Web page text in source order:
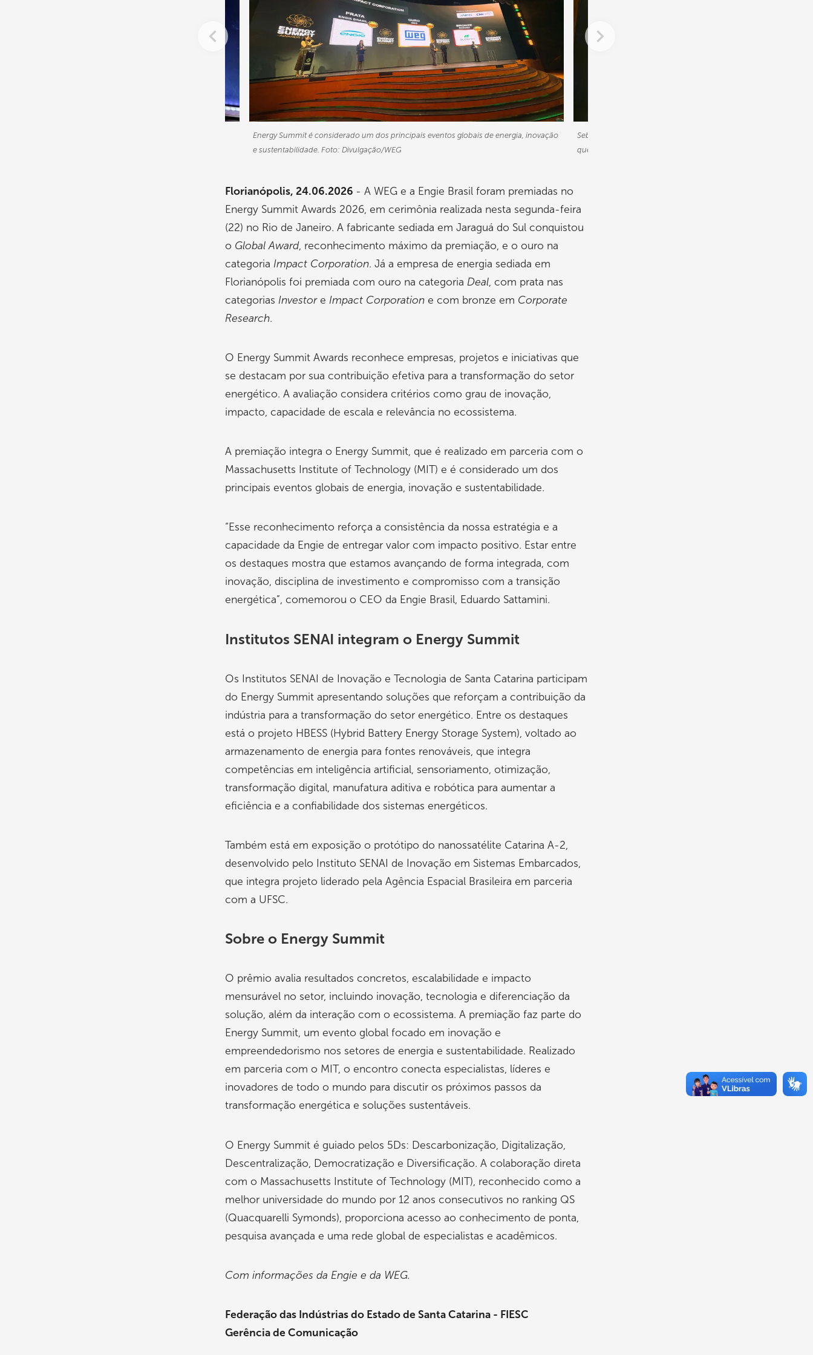
Energy Summit é considerado um dos principais eventos globais de energia, inovação
e sustentabilidade. Foto: Divulgação/WEG
Sebastião Lauro Nau, gerente do Departamento de Gestão da
que representou a WEG na cerimônia. Foto: Divulgação/WEG
Florianópolis, 24.06.2026 - A WEG e a Engie Brasil foram premiadas no
Energy Summit Awards 2026, em cerimônia realizada nesta segunda-feira
(22) no Rio de Janeiro. A fabricante sediada em Jaraguá do Sul conquistou
o Global Award, reconhecimento máximo da premiação, e o ouro na
categoria Impact Corporation. Já a empresa de energia sediada em
Florianópolis foi premiada com ouro na categoria Deal, com prata nas
categorias Investore Impact Corporation e com bronze em Corporate
Research.
O Energy Summit Awards reconhece empresas, projetos e iniciativas que
se destacam por sua contribuição efetiva para a transformação do setor
energético. A avaliação considera critérios como grau de inovação,
impacto, capacidade de escala e relevância no ecossistema.
A premiação integra o Energy Summit, que é realizado em parceria com o
Massachusetts Institute of Technology (MIT) e é considerado um dos
principais eventos globais de energia, inovação e sustentabilidade.
“Esse reconhecimento reforça a consistência da nossa estratégia e a
capacidade da Engie de entregar valor com impacto positivo. Estar entre
os destaques mostra que estamos avançando de forma integrada, com
inovação, disciplina de investimento e compromisso com a transição
energética”, comemorou o CEO da Engie Brasil, Eduardo Sattamini.
Institutos SENAI integram o Energy Summit
Os Institutos SENAI de Inovação e Tecnologia de Santa Catarina participam
do Energy Summit apresentando soluções que reforçam a contribuição da
indústria para a transformação do setor energético. Entre os destaques
está o projeto HBESS (Hybrid Battery Energy Storage System), voltado ao
armazenamento de energia para fontes renováveis, que integra
competências em inteligência artificial, sensoriamento, otimização,
transformação digital, manufatura aditiva e robótica para aumentar a
eficiência e a confiabilidade dos sistemas energéticos.
Também está em exposição o protótipo do nanossatélite Catarina A-2,
desenvolvido pelo Instituto SENAI de Inovação em Sistemas Embarcados,
que integra projeto liderado pela Agência Espacial Brasileira em parceria
com a UFSC.
Sobre o Energy Summit
O prêmio avalia resultados concretos, escalabilidade e impacto
mensurável no setor, incluindo inovação, tecnologia e diferenciação da
solução, além da interação com o ecossistema. A premiação faz parte do
Energy Summit, um evento global focado em inovação e
empreendedorismo nos setores de energia e sustentabilidade. Realizado
em parceria com o MIT, o encontro conecta especialistas, líderes e
inovadores de todo o mundo para discutir os próximos passos da
transformação energética e soluções sustentáveis.
O Energy Summit é guiado pelos 5Ds: Descarbonização, Digitalização,
Descentralização, Democratização e Diversificação. A colaboração direta
com o Massachusetts Institute of Technology (MIT), reconhecido como a
melhor universidade do mundo por 12 anos consecutivos no ranking QS
(Quacquarelli Symonds), proporciona acesso ao conhecimento de ponta,
pesquisa avançada e uma rede global de especialistas e acadêmicos.
Com informações da Engie e da WEG.
Federação das Indústrias do Estado de Santa Catarina - FIESC
Gerência de Comunicação